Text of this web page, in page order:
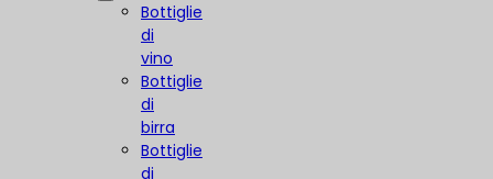
Bottiglie
di
vino
Bottiglie
di
birra
Bottiglie
di